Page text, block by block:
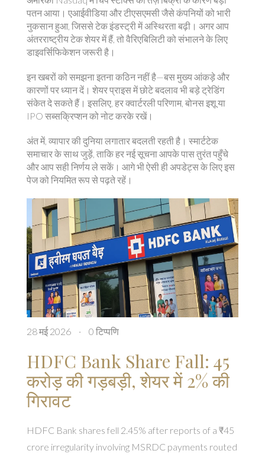
पतन आया। एआईवीडिया और टीएसएमसी जैसे कंपनियों को भारी
नुकसान हुआ, जिससे टेक इंडस्ट्री में अस्थिरता बढ़ी। अगर आप
अंतरराष्ट्रीय टेक शेयर में हैं, तो वैरिएबिलिटी को संभालने के लिए
डाइवर्सिफिकेशन जरूरी है।
इन खबरों को समझना इतना कठिन नहीं है—बस मुख्य आंकड़े और
कारणों पर ध्यान दें। शेयर प्राइस में छोटे बदलाव भी बड़े ट्रेडिंग
संकेत दे सकते हैं। इसलिए, हर क्वार्टरली परिणाम, बोनस इशू या
IPO सब्सक्रिप्शन को नोट करके रखें।
अंत में, व्यापार की दुनिया लगातार बदलती रहती है। स्मार्टटेक
समाचार के साथ जुड़ें, ताकि हर नई सूचना आपके पास तुरंत पहुँचे
और आप सही निर्णय ले सकें। आगे भी ऐसी ही अपडेट्स के लिए इस
पेज को नियमित रूप से पढ़ते रहें।
28 मई 2026 · 0 टिप्पणि
HDFC Bank Share Fall: 45
करोड़ की गड़बड़ी, शेयर में 2% की
गिरावट
HDFC Bank shares fell 2.45% after reports of a ₹45
crore irregularity involving MSRDC payments routed